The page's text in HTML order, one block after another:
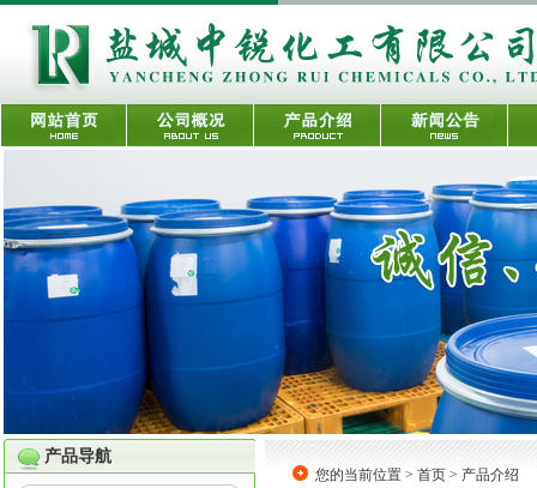
产品导航
您的当前位置 > 首页 > 产品介绍